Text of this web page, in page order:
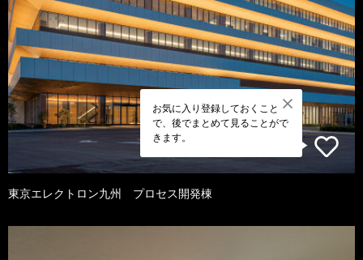
お気に入り登録しておくこと
で、後でまとめて見ることがで
きます。
東京エレクトロン九州 プロセス開発棟